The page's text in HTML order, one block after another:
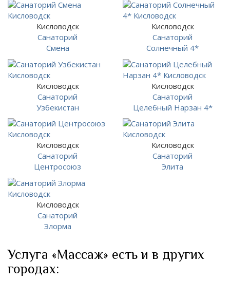
Кисловодск
Санаторий
Смена
Кисловодск
Санаторий
Солнечный 4*
Кисловодск
Санаторий
Узбекистан
Кисловодск
Санаторий
Целебный Нарзан 4*
Кисловодск
Санаторий
Центросоюз
Кисловодск
Санаторий
Элита
Кисловодск
Санаторий
Элорма
Услуга «Массаж» есть и в других
городах: